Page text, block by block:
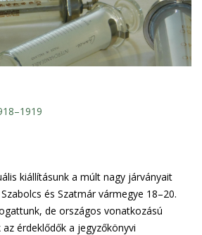
kiállításunk a múlt nagy járványait
és Szatmár vármegye 18–20.
de országos vonatkozású
érdeklődők a jegyzőkönyvi